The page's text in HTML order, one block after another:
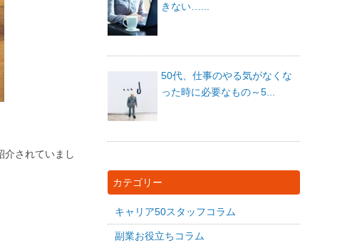
介されていまし
きない…...
50代、仕事のやる気がなくな
った時に必要なもの～5...
カテゴリー
キャリア50スタッフコラム
副業お役立ちコラム